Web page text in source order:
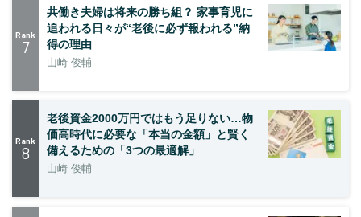
Rank
7
共働き夫婦は将来の勝ち組？ 家事育児に
追われる日々が“老後に必ず報われる”納
得の理由
山崎 俊輔
Rank
8
老後資金2000万円ではもう足りない…物
価高時代に必要な「本当の金額」と賢く
備えるための「3つの最適解」
山崎 俊輔